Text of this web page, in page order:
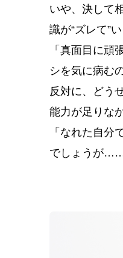
いや、決して
識が“ズレて”
「真面目に
シを気に病む
反対に、どう
能力が足りな
「なれた自
でしょうが……